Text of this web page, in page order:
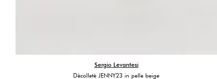
Sergio Levantesi
Dècolletè JENNY23 in pelle beige